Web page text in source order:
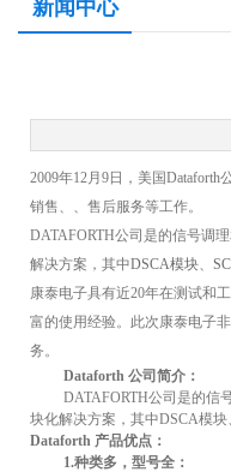
新闻中心
2009年12月9日，美国
销售、、售后服务等工作。
DATAFORTH公司是的信号调
解决方案，其中DSCA模块、
康泰电子具有近20年在测试和
富的使用经验。此次康泰电子
务。
Dataforth 公司简介：
DATAFORTH公司是的信
块化解决方案，其中DSCA模
Dataforth 产品优点：
1.种类多，型号全：